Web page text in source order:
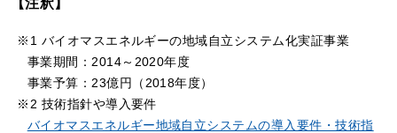
※1 バイオマスエネルギーの地域自立システム化実証事業
事業期間：2014～2020年度
事業予算：23億円（2018年度）
※2 技術指針や導入要件
バイオマスエネルギー地域自立システムの導入要件・技術指